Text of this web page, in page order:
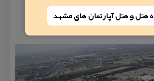
هتل و هتل‌ آپارتمان های مشهد